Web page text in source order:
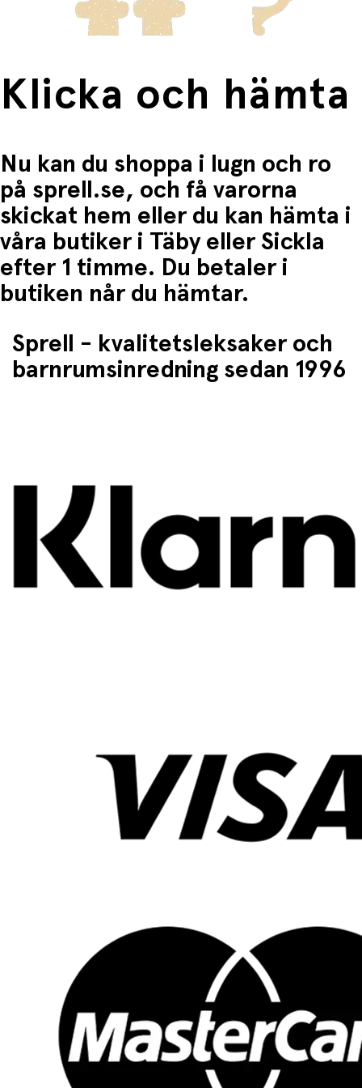
Klicka och hämta
Nu kan du shoppa i lugn och ro
på sprell.se, och få varorna
skickat hem eller du kan hämta i
våra butiker i Täby eller Sickla
efter 1 timme. Du betaler i
butiken når du hämtar.
Sprell - kvalitetsleksaker och
barnrumsinredning sedan 1996